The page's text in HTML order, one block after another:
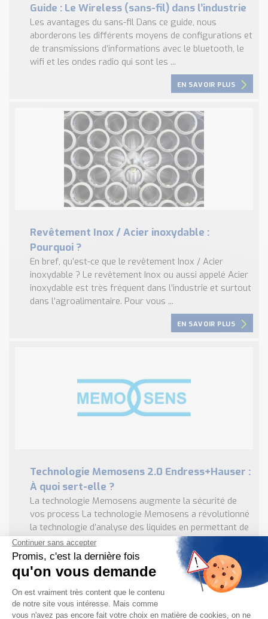
Guide : Le Wireless (sans-fil) dans l’industrie
Les avantages du sans-fil Dans ce guide, nous
aborderons les différents moyens de configurations et
de transmissions d’informations avec le bluetooth, le
wifi et les ondes radio qui sont les ...
EN SAVOIR PLUS
Revêtement Inox / Acier inoxydable :
Pourquoi ?
En bref, qu’est-ce que le revêtement Inox / Acier
inoxydable ? Le revêtement Inox ou aussi appelé Acier
inoxydable est très fréquent dans l’industrie et surtout
dans l’agroalimentaire. Pour vous ...
EN SAVOIR PLUS
Technologie Memosens 2.0 Endress+Hauser :
À quoi sert-elle ?
La technologie Memosens augmente la sécurité de
vos process La technologie Memosens a révolutionné
la technologie d’analyse des liquides en permettant de
convertir la valeur mesurée en un signal sumérique. ...
EN SAVOIR PLUS